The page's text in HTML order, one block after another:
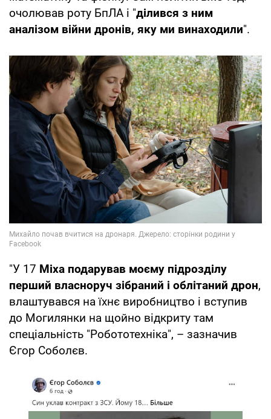
очолював роту БпЛА і "ділився з ним
аналізом війни дронів, яку ми винаходили".
"У 17 Міха подарував моєму підрозділу
перший власноруч зібраний і облітаний дрон,
влаштувався на їхнє виробництво і вступив
до Могилянки на щойно відкриту там
спеціальність "Робототехніка", – зазначив
Єгор Соболєв.